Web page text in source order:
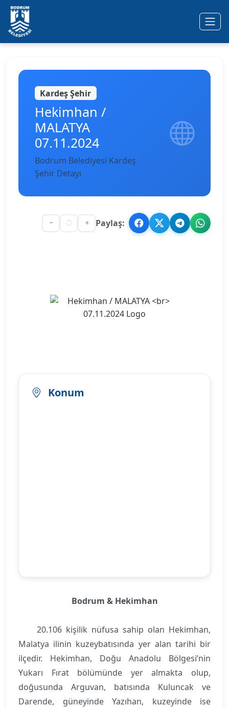
Ana içeriğe geç
Kardeş Şehir
Hekimhan /
MALATYA
07.11.2024
Bodrum Belediyesi Kardeş
Şehir Detayı
Paylaş:
Konum
Bodrum & Hekimhan
20.106 kişilik nüfusa sahip olan Hekimhan,
Malatya ilinin kuzeybatısında yer alan tarihi bir
ilçedir. Hekimhan, Doğu Anadolu Bölgesi’nin
Yukarı Fırat bölümünde yer almakta olup,
doğusunda Arguvan, batısında Kuluncak ve
Darende, güneyinde Yazıhan, kuzeyinde ise